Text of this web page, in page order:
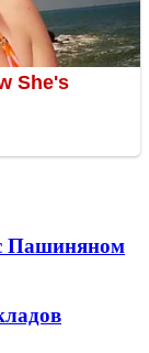
Пашиняном